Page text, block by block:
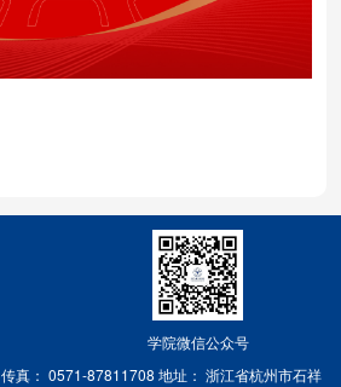
学院微信公众号
传真： 0571-87811708 地址： 浙江省杭州市石祥